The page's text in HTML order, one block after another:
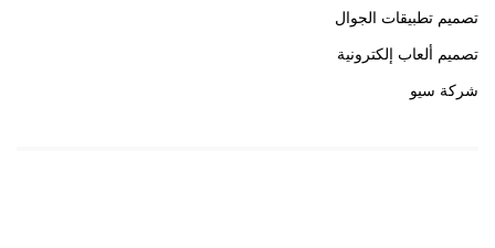
تصميم تطبيقات الجوال
تصميم ألعاب إلكترونية
شركة سيو